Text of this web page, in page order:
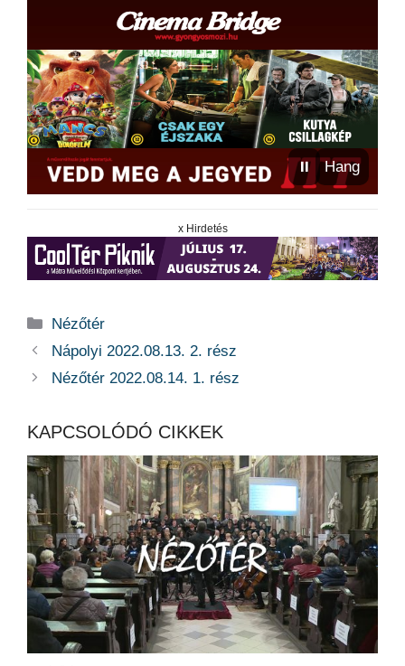
⏸ Hang
x Hirdetés
Kategória
Nézőtér
Nápolyi 2022.08.13. 2. rész
Nézőtér 2022.08.14. 1. rész
KAPCSOLÓDÓ CIKKEK